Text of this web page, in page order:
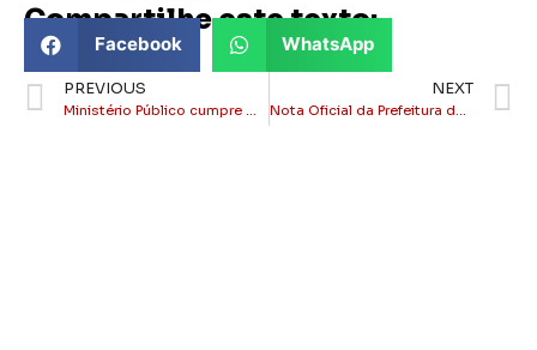
Compartilhe este texto:
Facebook WhatsApp
PREVIOUS NEXT